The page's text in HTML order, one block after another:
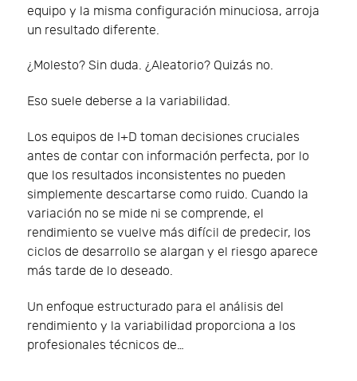
equipo y la misma configuración minuciosa, arroja
un resultado diferente.
¿Molesto? Sin duda. ¿Aleatorio? Quizás no.
Eso suele deberse a la variabilidad.
Los equipos de I+D toman decisiones cruciales
antes de contar con información perfecta, por lo
que los resultados inconsistentes no pueden
simplemente descartarse como ruido. Cuando la
variación no se mide ni se comprende, el
rendimiento se vuelve más difícil de predecir, los
ciclos de desarrollo se alargan y el riesgo aparece
más tarde de lo deseado.
Un enfoque estructurado para el análisis del
rendimiento y la variabilidad proporciona a los
profesionales técnicos de…